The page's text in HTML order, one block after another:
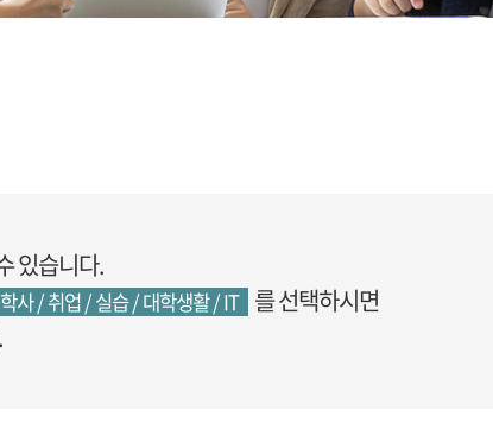
있습니다.
사 / 취업 / 실습 / 대학생활 / IT 를 선택하시면